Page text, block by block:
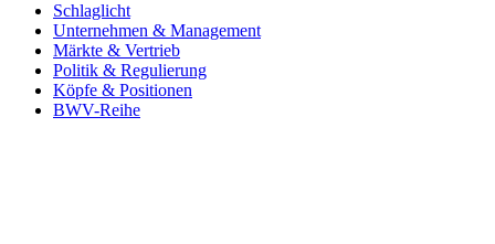
Schlaglicht
Unternehmen & Management
Märkte & Vertrieb
Politik & Regulierung
Köpfe & Positionen
BWV-Reihe